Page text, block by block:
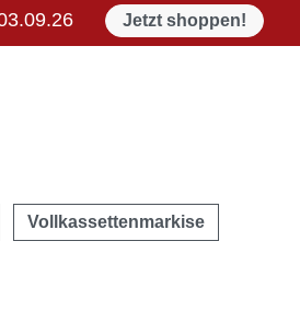
Jetzt shoppen!
Vollkassettenmarkise